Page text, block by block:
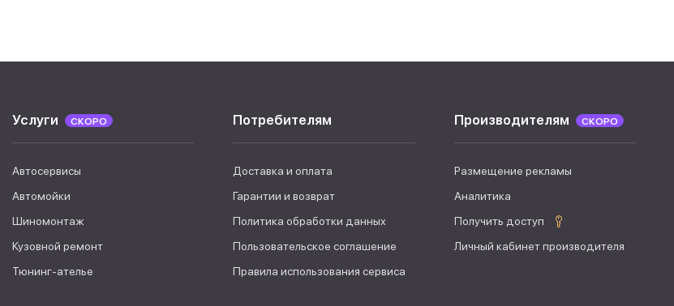
Услуги СКОРО
Автосервисы
Автомойки
Шиномонтаж
Кузовной ремонт
Тюнинг-ателье
Потребителям
Доставка и оплата
Гарантии и возврат
Политика обработки данных
Пользовательское соглашение
Правила использования сервиса
Производителям СКОРО
Размещение рекламы
Аналитика
Получить доступ
Личный кабинет производителя